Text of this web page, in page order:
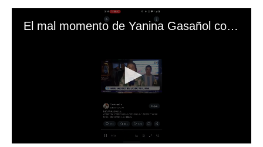
El mal momento de Yanina Gasañol con un hincha argentino en "Subrayado"